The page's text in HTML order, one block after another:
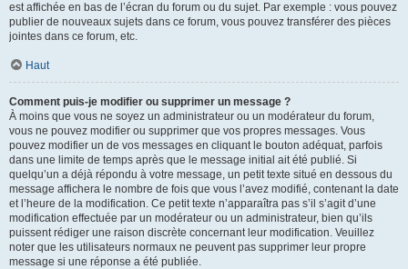
est affichée en bas de l’écran du forum ou du sujet. Par exemple : vous pouvez
publier de nouveaux sujets dans ce forum, vous pouvez transférer des pièces
jointes dans ce forum, etc.
Haut
Comment puis-je modifier ou supprimer un message ?
À moins que vous ne soyez un administrateur ou un modérateur du forum,
vous ne pouvez modifier ou supprimer que vos propres messages. Vous
pouvez modifier un de vos messages en cliquant le bouton adéquat, parfois
dans une limite de temps après que le message initial ait été publié. Si
quelqu’un a déjà répondu à votre message, un petit texte situé en dessous du
message affichera le nombre de fois que vous l’avez modifié, contenant la date
et l’heure de la modification. Ce petit texte n’apparaîtra pas s’il s’agit d’une
modification effectuée par un modérateur ou un administrateur, bien qu’ils
puissent rédiger une raison discrète concernant leur modification. Veuillez
noter que les utilisateurs normaux ne peuvent pas supprimer leur propre
message si une réponse a été publiée.